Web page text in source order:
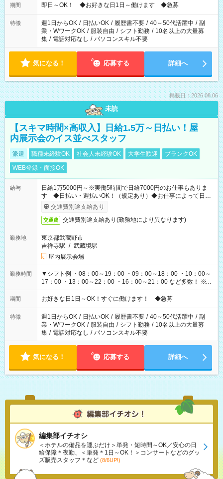
期間 即日～OK！ ◆お好きな日1日～働けます ◆急募
特徴 週1日からOK / 日払いOK / 履歴書不要 / 40～50代活躍中 / 副
業・WワークOK / 服装自由 / シフト勤務 / 10名以上の大量募
集 / 電話対応なし / パソコンスキル不要
気になる！ 応募する 詳細へ
掲載日：2026.08.06
未読
【スキマ時間×高収入】日給1.5万～日払い！屋
内展示会のイス並べスタッフ
派遣 職種未経験OK 社会人未経験OK 大学生歓迎
ブランクOK
WEB登録・面接OK
給与
日給1万5000円～※実働5時間で日給7000円のお仕事もありま
す ◆日払い・週払いOK！（規定あり）◆お仕事によって日給
も異なります
交通費別途支給あり
交通費 交通費別途支給あり(勤務地により異なります)
勤務地
東京都武蔵野市
吉祥寺駅 / 武蔵境駅
屋内展示会場
勤務時間
▼シフト例 ・08：00～19：00 ・09：00～18：00 ・10：00～
17：00 ・13：00～22：00 ・16：00～21：00 など多数！ ※お
仕事により勤務時間が異なります
期間 お好きな日1日～OK！すぐに働けます！ ◆急募
特徴 週1日からOK / 日払いOK / 履歴書不要 / 40～50代活躍中 / 副
業・WワークOK / 服装自由 / シフト勤務 / 10名以上の大量募
集 / 電話対応なし / パソコンスキル不要
気になる！ 応募する 詳細へ
編集部イチオシ
＜ホテルの備品を運ぶだけ＞単発・短時間～OK／安心の日
給保障＊夜勤、＜単発＊1日～OK！＞コンサートなどのグッ
ズ販売スタッフ＊など (8/6UP!)